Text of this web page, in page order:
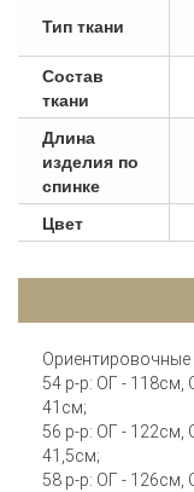
Тип ткани
Состав
ткани
Длина
изделия по
спинке
Цвет
54 р-р: ОГ - 118см,
41см;
56 р-р: ОГ - 122см,
41,5см;
58 р-р: ОГ - 126см,